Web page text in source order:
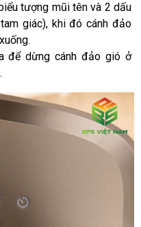
tượng mũi tên và 2 dấu
giác), khi đó cánh đảo
để dừng cánh đảo gió ở